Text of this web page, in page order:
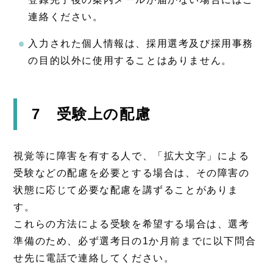
連絡ください。
入力された個人情報は、採用選考及び採用事務
の目的以外に使用することはありません。
7 受験上の配慮
視覚等に障害を有する人で、「拡大文字」による
受験などの配慮を必要とする場合は、その障害の
状態に応じて必要な配慮を講ずることがありま
す。
これらの方法による受験を希望する場合は、選考
準備のため、必ず選考日の1か月前までに以下問合
せ先に電話で連絡してください。